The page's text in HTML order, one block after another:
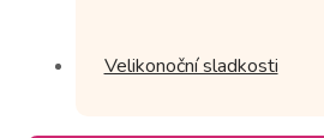
Velikonoční sladkosti